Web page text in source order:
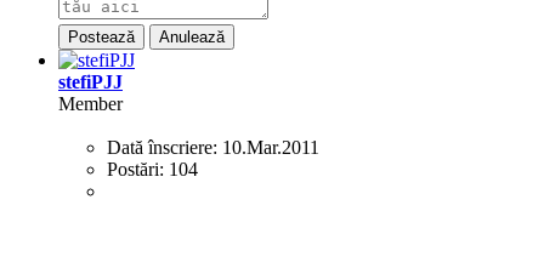
Postează Anulează
stefiPJJ
Member
Dată înscriere: 10.Mar.2011
Postări: 104